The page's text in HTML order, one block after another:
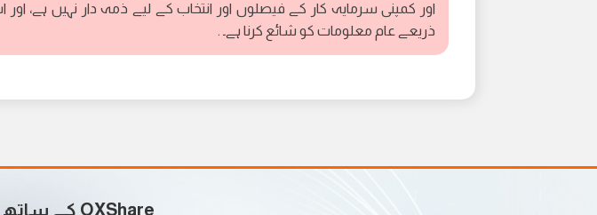
اور کمپنی سرمایہ کار کے فیصلوں اور انتخاب کے لیے ذمہ دار نہیں ہے،
ذریعے عام معلومات کو شائع کرنا ہے۔ .
OXShare کے ساتھ تجارت شروع کریں۔